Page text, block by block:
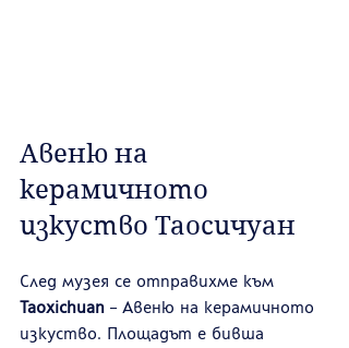
Авеню на
керамичното
изкуство Таосичуан
След музея се отправихме към
Taoxichuan – Авеню на керамичното
изкуство. Площадът е бившa